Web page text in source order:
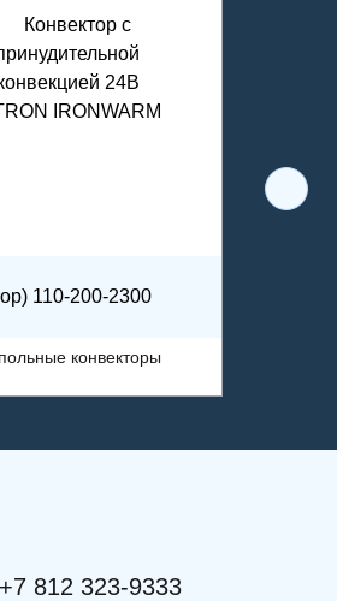
110-200-2300
конвекторы
+7 812 323-9333